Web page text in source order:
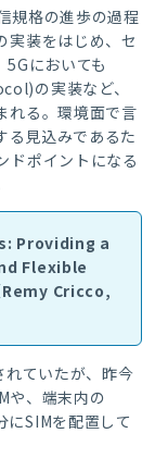
格の進歩の過程
実装をはじめ、セ
においても
の実装など、
れる。環境面で言
る見込みであるた
ドポイントになる
Providing a
Flexible
Cricco,
ていたが、昨今
や、端末内の
SIMを配置して